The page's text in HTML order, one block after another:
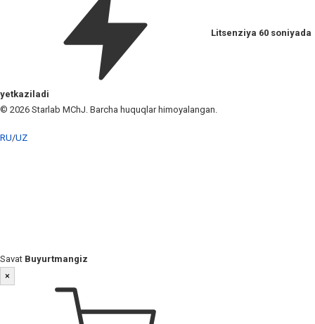
Litsenziya 60 soniyada
yetkaziladi
© 2026 Starlab MChJ. Barcha huquqlar himoyalangan.
RU/UZ
Savat Buyurtmangiz
×